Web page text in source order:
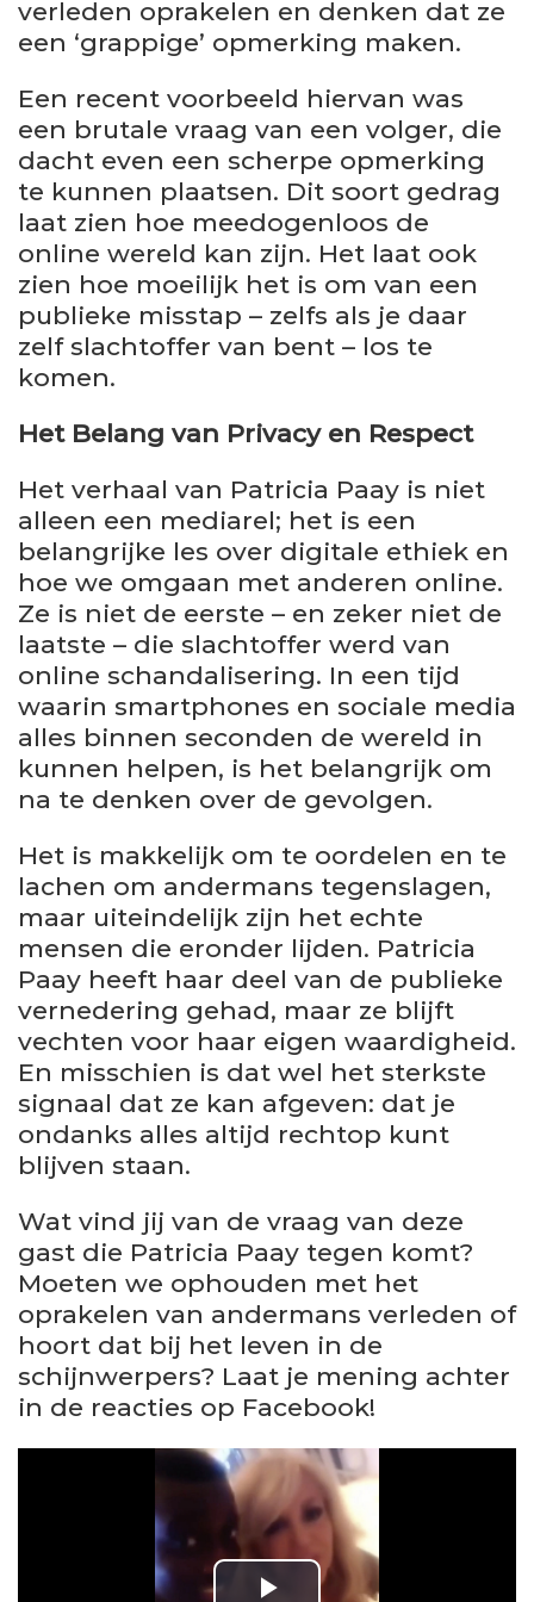
verleden oprakelen en denken dat ze
een ‘grappige’ opmerking maken.
Een recent voorbeeld hiervan was
een brutale vraag van een volger, die
dacht even een scherpe opmerking
te kunnen plaatsen. Dit soort gedrag
laat zien hoe meedogenloos de
online wereld kan zijn. Het laat ook
zien hoe moeilijk het is om van een
publieke misstap – zelfs als je daar
zelf slachtoffer van bent – los te
komen.
Het Belang van Privacy en Respect
Het verhaal van Patricia Paay is niet
alleen een mediarel; het is een
belangrijke les over digitale ethiek en
hoe we omgaan met anderen online.
Ze is niet de eerste – en zeker niet de
laatste – die slachtoffer werd van
online schandalisering. In een tijd
waarin smartphones en sociale media
alles binnen seconden de wereld in
kunnen helpen, is het belangrijk om
na te denken over de gevolgen.
Het is makkelijk om te oordelen en te
lachen om andermans tegenslagen,
maar uiteindelijk zijn het echte
mensen die eronder lijden. Patricia
Paay heeft haar deel van de publieke
vernedering gehad, maar ze blijft
vechten voor haar eigen waardigheid.
En misschien is dat wel het sterkste
signaal dat ze kan afgeven: dat je
ondanks alles altijd rechtop kunt
blijven staan.
Wat vind jij van de vraag van deze
gast die Patricia Paay tegen komt?
Moeten we ophouden met het
oprakelen van andermans verleden of
hoort dat bij het leven in de
schijnwerpers? Laat je mening achter
in de reacties op Facebook!